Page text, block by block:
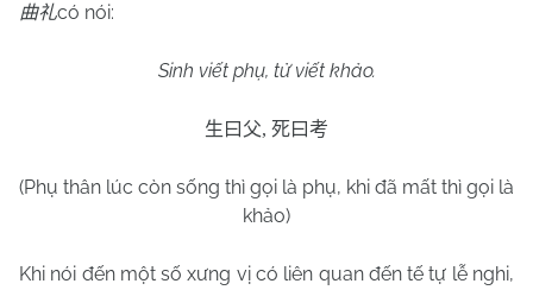
曲礼có nói:
Sinh viết phụ, tử viết khảo.
生曰父, 死曰考
(Phụ thân lúc còn sống thì gọi là phụ, khi đã mất thì gọi là
khảo)
Khi nói đến một số xưng vị có liên quan đến tế tự lễ nghi,